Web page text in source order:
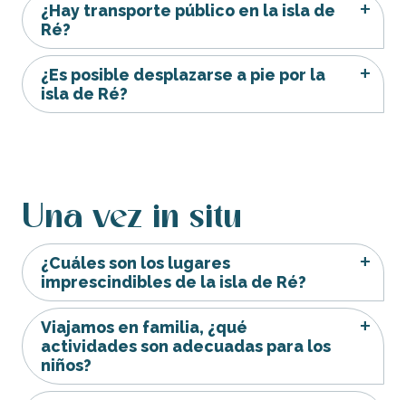
¿Hay transporte público en la isla de
Ré?
¿Es posible desplazarse a pie por la
isla de Ré?
Una vez in situ
¿Cuáles son los lugares
imprescindibles de la isla de Ré?
Viajamos en familia, ¿qué
actividades son adecuadas para los
niños?